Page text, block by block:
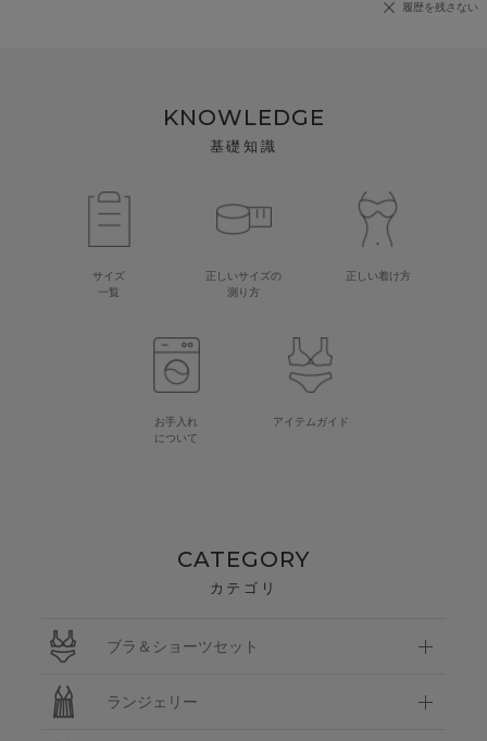
履歴を残さない
KNOWLEDGE
基礎知識
サイズ
一覧
正しいサイズの
測り方
正しい着け方
お手入れ
について
アイテムガイド
CATEGORY
カテゴリ
ブラ＆ショーツセット
ランジェリー